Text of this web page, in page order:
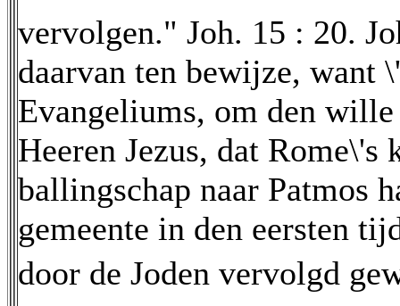
vervolgen." Joh. 15 : 20.
daarvan ten bewijze, want
Evangeliums, om den wille
Heeren Jezus, dat
ballingschap naar Patmos
gemeente in den eersten
door de Joden vervolgd